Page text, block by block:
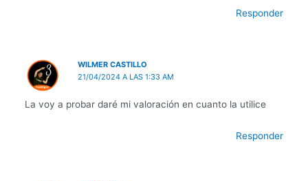
Responder
WILMER CASTILLO
21/04/2024 A LAS 1:33 AM
La voy a probar daré mi valoración en cuanto la utilice
Responder